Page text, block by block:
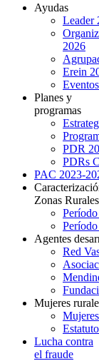
Ayudas
Leader
2026
Erein
Planes y
programas
PDR
PDRs
PAC 2023-
Zonas Rurales
Agentes
Red
Mujeres
Lucha contra
el fraude